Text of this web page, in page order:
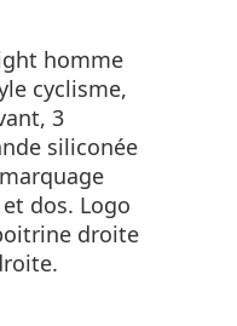
homme
cyclisme,
3
siliconée
dos. Logo
droite